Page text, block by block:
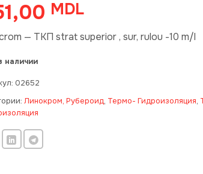
MDL
— TKП strat superior , sur, rulou -10 m/l
наличии
02652
Линокром, Рубероид, Термо- Гидроизоляция,